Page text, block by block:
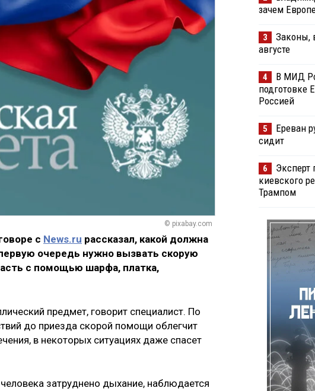
© pixabay.com
с News.ru рассказал, какой должна
очередь нужно вызвать скорую
с помощью шарфа, платка,
предмет, говорит специалист. По
до приезда скорой помощи облегчит
в некоторых ситуациях даже спасет
затруднено дыхание, наблюдается
зачем
3
Законы,
августе
4
В МИД
подготовке
Россией
5
Ереван
сидит
6
Эксперт
киевского
Трампом